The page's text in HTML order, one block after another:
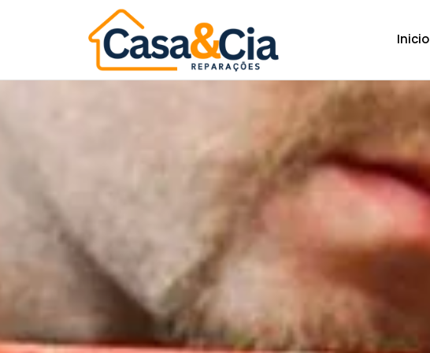
Inicio